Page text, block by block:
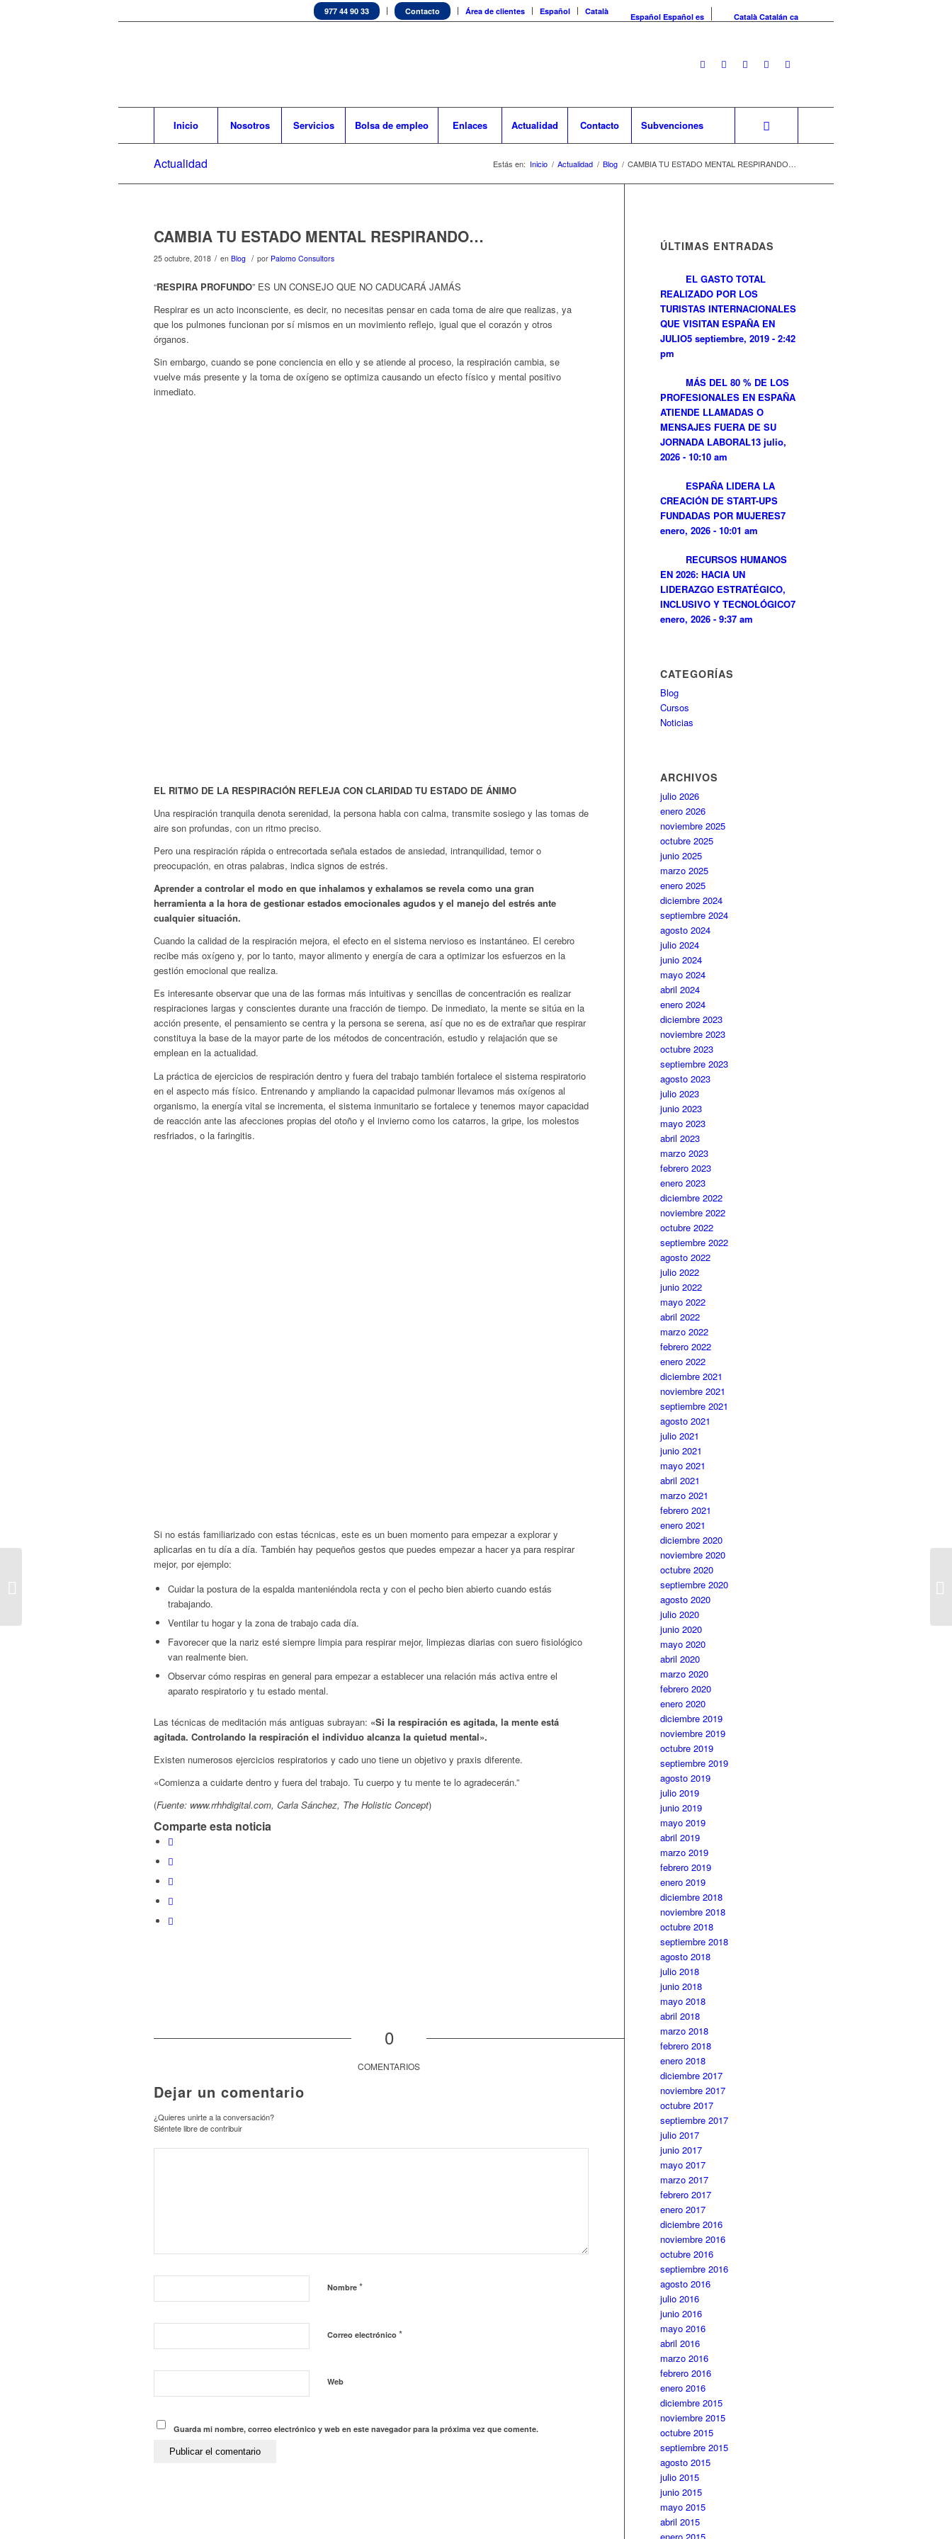
977 44 90 33 Contacto Área de clientes Español Català
Español Español es Català Catalán ca
Inicio Nosotros Servicios Bolsa de empleo Enlaces Actualidad Contacto Subvenciones
Actualidad Estás en: Inicio / Actualidad / Blog / CAMBIA TU ESTADO MENTAL RESPIRANDO…
CAMBIA TU ESTADO MENTAL RESPIRANDO…
25 octubre, 2018 / en Blog / por Palomo Consultors
“RESPIRA PROFUNDO” ES UN CONSEJO QUE NO CADUCARÁ JAMÁS
Respirar es un acto inconsciente, es decir, no necesitas pensar en cada toma de aire que realizas, ya
que los pulmones funcionan por sí mismos en un movimiento reflejo, igual que el corazón y otros
órganos.
Sin embargo, cuando se pone conciencia en ello y se atiende al proceso, la respiración cambia, se
vuelve más presente y la toma de oxígeno se optimiza causando un efecto físico y mental positivo
inmediato.
EL RITMO DE LA RESPIRACIÓN REFLEJA CON CLARIDAD TU ESTADO DE ÁNIMO
Una respiración tranquila denota serenidad, la persona habla con calma, transmite sosiego y las tomas de
aire son profundas, con un ritmo preciso.
Pero una respiración rápida o entrecortada señala estados de ansiedad, intranquilidad, temor o
preocupación, en otras palabras, indica signos de estrés.
Aprender a controlar el modo en que inhalamos y exhalamos se revela como una gran
herramienta a la hora de gestionar estados emocionales agudos y el manejo del estrés ante
cualquier situación.
Cuando la calidad de la respiración mejora, el efecto en el sistema nervioso es instantáneo. El cerebro
recibe más oxígeno y, por lo tanto, mayor alimento y energía de cara a optimizar los esfuerzos en la
gestión emocional que realiza.
Es interesante observar que una de las formas más intuitivas y sencillas de concentración es realizar
respiraciones largas y conscientes durante una fracción de tiempo. De inmediato, la mente se sitúa en la
acción presente, el pensamiento se centra y la persona se serena, así que no es de extrañar que respirar
constituya la base de la mayor parte de los métodos de concentración, estudio y relajación que se
emplean en la actualidad.
La práctica de ejercicios de respiración dentro y fuera del trabajo también fortalece el sistema respiratorio
en el aspecto más físico. Entrenando y ampliando la capacidad pulmonar llevamos más oxígenos al
organismo, la energía vital se incrementa, el sistema inmunitario se fortalece y tenemos mayor capacidad
de reacción ante las afecciones propias del otoño y el invierno como los catarros, la gripe, los molestos
resfriados, o la faringitis.
Si no estás familiarizado con estas técnicas, este es un buen momento para empezar a explorar y
aplicarlas en tu día a día. También hay pequeños gestos que puedes empezar a hacer ya para respirar
mejor, por ejemplo:
Cuidar la postura de la espalda manteniéndola recta y con el pecho bien abierto cuando estás
trabajando.
Ventilar tu hogar y la zona de trabajo cada día.
Favorecer que la nariz esté siempre limpia para respirar mejor, limpiezas diarias con suero fisiológico
van realmente bien.
Observar cómo respiras en general para empezar a establecer una relación más activa entre el
aparato respiratorio y tu estado mental.
Las técnicas de meditación más antiguas subrayan: «Si la respiración es agitada, la mente está
agitada. Controlando la respiración el individuo alcanza la quietud mental».
Existen numerosos ejercicios respiratorios y cado uno tiene un objetivo y praxis diferente.
«Comienza a cuidarte dentro y fuera del trabajo. Tu cuerpo y tu mente te lo agradecerán.”
(Fuente: www.rrhhdigital.com, Carla Sánchez, The Holistic Concept)
Comparte esta noticia
0
COMENTARIOS
Dejar un comentario
¿Quieres unirte a la conversación?
Siéntete libre de contribuir
Nombre *
Correo electrónico *
Web
Guarda mi nombre, correo electrónico y web en este navegador para la próxima vez que comente.
ÚLTIMAS ENTRADAS
EL GASTO TOTAL
REALIZADO POR LOS
TURISTAS INTERNACIONALES
QUE VISITAN ESPAÑA EN
JULIO5 septiembre, 2019 - 2:42
pm
MÁS DEL 80 % DE LOS
PROFESIONALES EN ESPAÑA
ATIENDE LLAMADAS O
MENSAJES FUERA DE SU
JORNADA LABORAL13 julio,
2026 - 10:10 am
ESPAÑA LIDERA LA
CREACIÓN DE START-UPS
FUNDADAS POR MUJERES7
enero, 2026 - 10:01 am
RECURSOS HUMANOS
EN 2026: HACIA UN
LIDERAZGO ESTRATÉGICO,
INCLUSIVO Y TECNOLÓGICO7
enero, 2026 - 9:37 am
CATEGORÍAS
Blog
Cursos
Noticias
ARCHIVOS
julio 2026
enero 2026
noviembre 2025
octubre 2025
junio 2025
marzo 2025
enero 2025
diciembre 2024
septiembre 2024
agosto 2024
julio 2024
junio 2024
mayo 2024
abril 2024
enero 2024
diciembre 2023
noviembre 2023
octubre 2023
septiembre 2023
agosto 2023
julio 2023
junio 2023
mayo 2023
abril 2023
marzo 2023
febrero 2023
enero 2023
diciembre 2022
noviembre 2022
octubre 2022
septiembre 2022
agosto 2022
julio 2022
junio 2022
mayo 2022
abril 2022
marzo 2022
febrero 2022
enero 2022
diciembre 2021
noviembre 2021
septiembre 2021
agosto 2021
julio 2021
junio 2021
mayo 2021
abril 2021
marzo 2021
febrero 2021
enero 2021
diciembre 2020
noviembre 2020
octubre 2020
septiembre 2020
agosto 2020
julio 2020
junio 2020
mayo 2020
abril 2020
marzo 2020
febrero 2020
enero 2020
diciembre 2019
noviembre 2019
octubre 2019
septiembre 2019
agosto 2019
julio 2019
junio 2019
mayo 2019
abril 2019
marzo 2019
febrero 2019
enero 2019
diciembre 2018
noviembre 2018
octubre 2018
septiembre 2018
agosto 2018
julio 2018
junio 2018
mayo 2018
abril 2018
marzo 2018
febrero 2018
enero 2018
diciembre 2017
noviembre 2017
octubre 2017
septiembre 2017
julio 2017
junio 2017
mayo 2017
marzo 2017
febrero 2017
enero 2017
diciembre 2016
noviembre 2016
octubre 2016
septiembre 2016
agosto 2016
julio 2016
junio 2016
mayo 2016
abril 2016
marzo 2016
febrero 2016
enero 2016
diciembre 2015
noviembre 2015
octubre 2015
septiembre 2015
agosto 2015
julio 2015
junio 2015
mayo 2015
abril 2015